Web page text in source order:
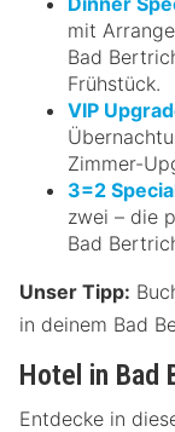
mit
Bad
Frühstück.
VIP
Zimmer-
3=2
zwei – die
Bad
Unser Tipp:
in deinem Bad
Hotel in Bad
Entdecke in